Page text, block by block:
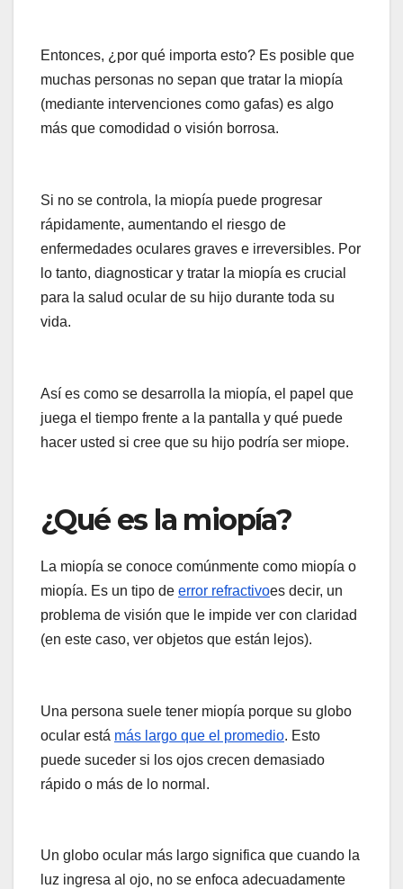
Entonces, ¿por qué importa esto? Es posible que
muchas personas no sepan que tratar la miopía
(mediante intervenciones como gafas) es algo
más que comodidad o visión borrosa.
Si no se controla, la miopía puede progresar
rápidamente, aumentando el riesgo de
enfermedades oculares graves e irreversibles. Por
lo tanto, diagnosticar y tratar la miopía es crucial
para la salud ocular de su hijo durante toda su
vida.
Así es como se desarrolla la miopía, el papel que
juega el tiempo frente a la pantalla y qué puede
hacer usted si cree que su hijo podría ser miope.
¿Qué es la miopía?
La miopía se conoce comúnmente como miopía o
miopía. Es un tipo de error refractivoes decir, un
problema de visión que le impide ver con claridad
(en este caso, ver objetos que están lejos).
Una persona suele tener miopía porque su globo
ocular está más largo que el promedio. Esto
puede suceder si los ojos crecen demasiado
rápido o más de lo normal.
Un globo ocular más largo significa que cuando la
luz ingresa al ojo, no se enfoca adecuadamente